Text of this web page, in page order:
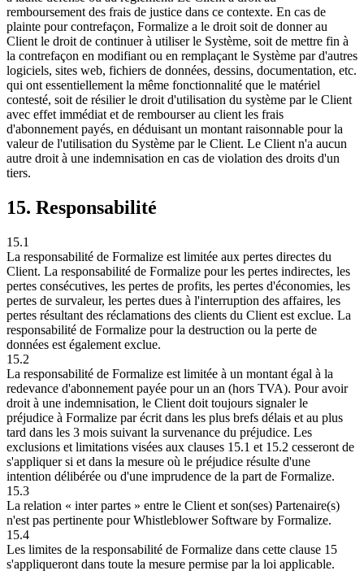
remboursement des frais de justice dans ce contexte. En cas de
plainte pour contrefaçon, Formalize a le droit soit de donner au
Client le droit de continuer à utiliser le Système, soit de mettre fin à
la contrefaçon en modifiant ou en remplaçant le Système par d'autres
logiciels, sites web, fichiers de données, dessins, documentation, etc.
qui ont essentiellement la même fonctionnalité que le matériel
contesté, soit de résilier le droit d'utilisation du système par le Client
avec effet immédiat et de rembourser au client les frais
d'abonnement payés, en déduisant un montant raisonnable pour la
valeur de l'utilisation du Système par le Client. Le Client n'a aucun
autre droit à une indemnisation en cas de violation des droits d'un
tiers.
15. Responsabilité
15.1
La responsabilité de Formalize est limitée aux pertes directes du
Client. La responsabilité de Formalize pour les pertes indirectes, les
pertes consécutives, les pertes de profits, les pertes d'économies, les
pertes de survaleur, les pertes dues à l'interruption des affaires, les
pertes résultant des réclamations des clients du Client est exclue. La
responsabilité de Formalize pour la destruction ou la perte de
données est également exclue.
15.2
La responsabilité de Formalize est limitée à un montant égal à la
redevance d'abonnement payée pour un an (hors TVA). Pour avoir
droit à une indemnisation, le Client doit toujours signaler le
préjudice à Formalize par écrit dans les plus brefs délais et au plus
tard dans les 3 mois suivant la survenance du préjudice. Les
exclusions et limitations visées aux clauses 15.1 et 15.2 cesseront de
s'appliquer si et dans la mesure où le préjudice résulte d'une
intention délibérée ou d'une imprudence de la part de Formalize.
15.3
La relation « inter partes » entre le Client et son(ses) Partenaire(s)
n'est pas pertinente pour Whistleblower Software by Formalize.
15.4
Les limites de la responsabilité de Formalize dans cette clause 15
s'appliqueront dans toute la mesure permise par la loi applicable.